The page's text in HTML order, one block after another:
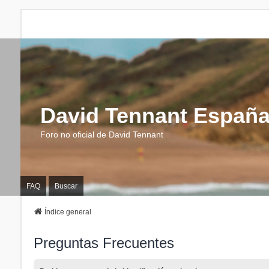
David Tennant
Foro no oficial de David Tennant
FAQ Buscar
Índice general
Preguntas Frecuentes